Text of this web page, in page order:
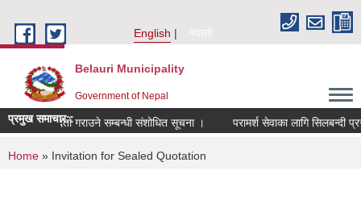
English
नेपाली
Belauri Municipality
Government of Nepal
प्रमुख समाचार::
नाम दर्ता गराउने सम्बन्धी संशोधित सूचना । परामर्श सेवाका लागि सिलबन्दी
You are here
Home » Invitation for Sealed Quotation